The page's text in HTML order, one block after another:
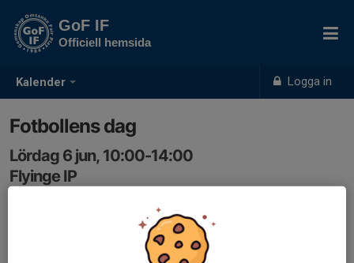
Kalender Logga in
GoF IF
Officiell hemsida
Fotbollens dag
Lördag 6 jun, 10:00-14:00
Flyinge IP